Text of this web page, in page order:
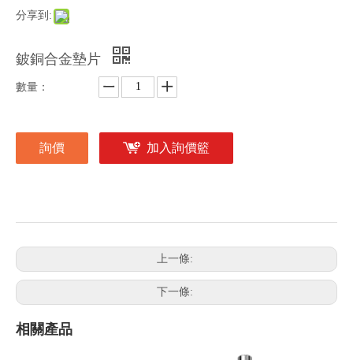
分享到:
鈹銅合金墊片
數量：
詢價 加入詢價籃
上一條:
下一條:
相關產品